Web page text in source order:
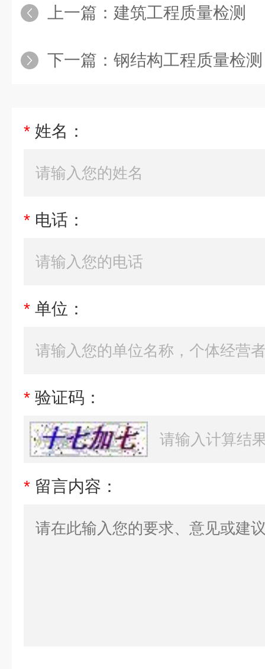
上一篇： 建筑工程质量检测
下一篇： 钢结构工程质量检测
* 姓名：
* 电话：
* 单位：
* 验证码：
* 留言内容：